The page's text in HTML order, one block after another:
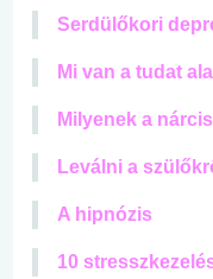
Serdülőkori
Mi van a tudat
Milyenek a
Leválni a
A hipnózis
10